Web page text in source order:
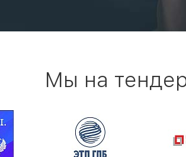
Мы на